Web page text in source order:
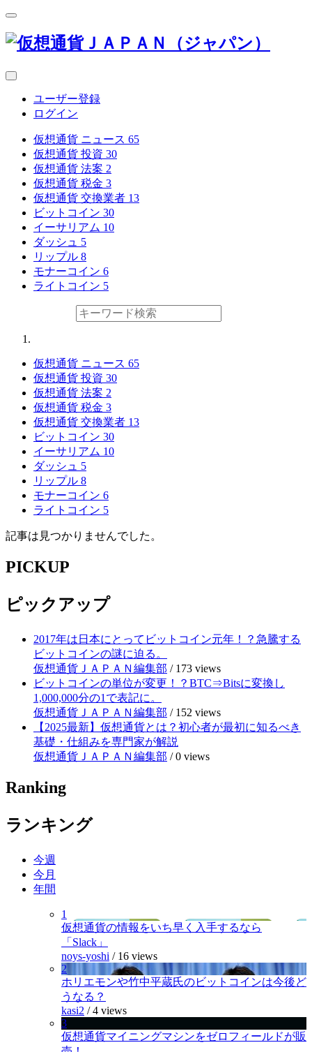
ユーザー登録
ログイン
仮想通貨 ニュース 65
仮想通貨 投資 30
仮想通貨 法案 2
仮想通貨 税金 3
仮想通貨 交換業者 13
ビットコイン 30
イーサリアム 10
ダッシュ 5
リップル 8
モナーコイン 6
ライトコイン 5
仮想通貨 ニュース 65
仮想通貨 投資 30
仮想通貨 法案 2
仮想通貨 税金 3
仮想通貨 交換業者 13
ビットコイン 30
イーサリアム 10
ダッシュ 5
リップル 8
モナーコイン 6
ライトコイン 5
記事は見つかりませんでした。
PICKUP
ピックアップ
2017年は日本にとってビットコイン元年！？急騰する
ビットコインの謎に迫る。
仮想通貨ＪＡＰＡＮ編集部 / 173 views
ビットコインの単位が変更！？BTC⇒Bitsに変換し
1,000,000分の1で表記に。
仮想通貨ＪＡＰＡＮ編集部 / 152 views
【2025最新】仮想通貨とは？初心者が最初に知るべき
基礎・仕組みを専門家が解説
仮想通貨ＪＡＰＡＮ編集部 /0 views
Ranking
ランキング
今週
今月
年間
1
仮想通貨の情報をいち早く入手するなら
「Slack」
noys-yoshi / 16 views
2
ホリエモンや竹中平蔵氏のビットコインは今後ど
うなる？
kasi2 /4 views
3
仮想通貨マイニングマシンをゼロフィールドが販